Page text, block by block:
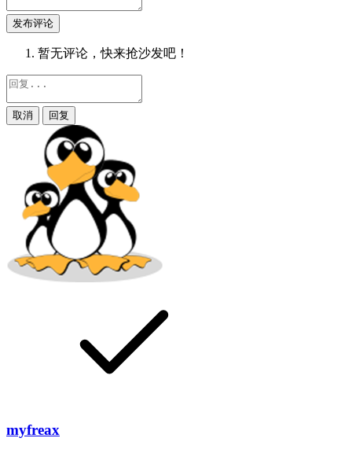
发布评论
暂无评论，快来抢沙发吧！
取消 回复
myfreax